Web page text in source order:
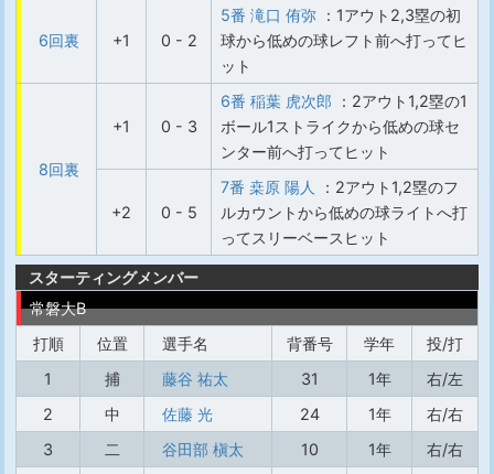
6回裏 +1 0 - 2
5番 滝口 侑弥 ：1アウト2,3塁の初
球から低めの球レフト前へ打ってヒ
ット
8回裏
+1 0 - 3
6番 稲葉 虎次郎 ：2アウト1,2塁の1
ボール1ストライクから低めの球セ
ンター前へ打ってヒット
+2 0 - 5
7番 桒原 陽人
：2アウト1,2塁のフ
ルカウントから低めの球ライトへ打
ってスリーベースヒット
スターティングメンバー
常磐大B
打順
位置 選手名 背番号 学年
投/打
1
捕 藤谷 祐太 31 1年
右/左
2
中 佐藤 光 24 1年
右/右
3
二 谷田部 槇太 10 1年
右/右